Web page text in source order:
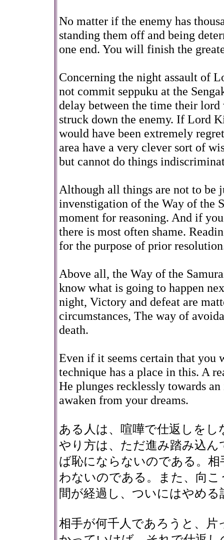
No matter if the enemy has
standing them off and being
one end. You will finish the
Concerning the night assault of
not commit seppuku at the
delay between the time their
struck down the enemy. If Lord
would have been extremely
area have a very clever sort of
but cannot do things
Although all things are not to be
invenstigation of the Way of the
moment for reasoning. And if
there is most often shame.
for the purpose of prior
Above all, the Way of the
know what is going to happen
night, Victory and defeat are
circumstances, The way of
death.
Even if it seems certain that you
technique has a place in this. A
He plunges recklessly towards
awaken from your dreams.
ある人は、喧嘩で仕返しを
やり方は、ただ進み踏み込
ば恥にならないのである。
わないのである。また、向
間が経過し、ついにはやめ
相手が何千人であろうと、